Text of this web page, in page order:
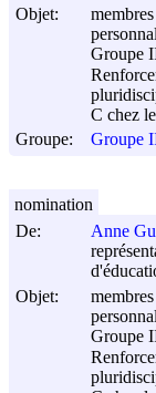
Objet:
Groupe
C chez
Groupe:
Groupe
De:
Anne
Objet:
Groupe
nomination